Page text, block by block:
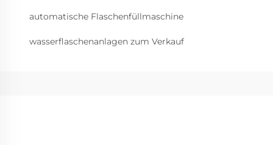
automatische Flaschenfüllmaschine
wasserflaschenanlagen zum Verkauf